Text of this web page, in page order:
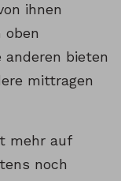
ihnen
oben
anderen bieten
mittragen
mehr auf
noch